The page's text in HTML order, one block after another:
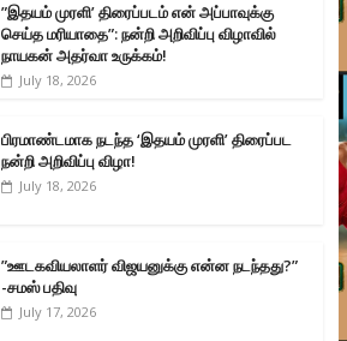
”இதயம் முரளி’ திரைப்படம் என் அப்பாவுக்கு
செய்த மரியாதை”: நன்றி அறிவிப்பு விழாவில்
நாயகன் அதர்வா உருக்கம்!
July 18, 2026
பிரமாண்டமாக நடந்த ‘இதயம் முரளி’ திரைப்பட
நன்றி அறிவிப்பு விழா!
July 18, 2026
”ஊடகவியலாளர் விஜயனுக்கு என்ன நடந்தது?”
-சமஸ் பதிவு
July 17, 2026